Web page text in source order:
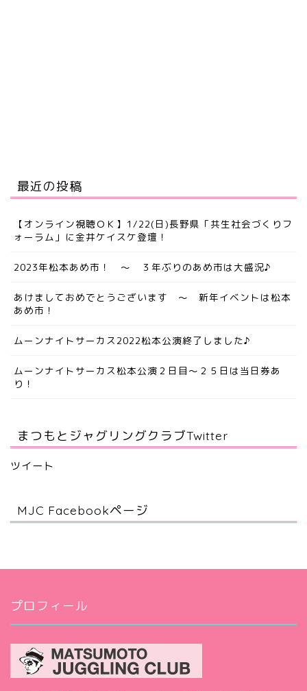
最近の投稿
【オンライン視聴ＯＫ】1/22(日)長野県「共生社会づくりフ
ォーラム」に金井ケイスケ登壇！
2023年松本あめ市！ ～ ３年ぶりのあめ市は大盛況♪
あけましておめでとうございます ～ 新年イベントは松本
あめ市！
ムーンナイトサーカス2022松本公演終了しました♪
ムーンナイトサーカス松本公演２日目～２５日は当日券あ
り！
まつもとジャグリングクラブTwitter
ツイート
MJC Facebookページ
プロフィール